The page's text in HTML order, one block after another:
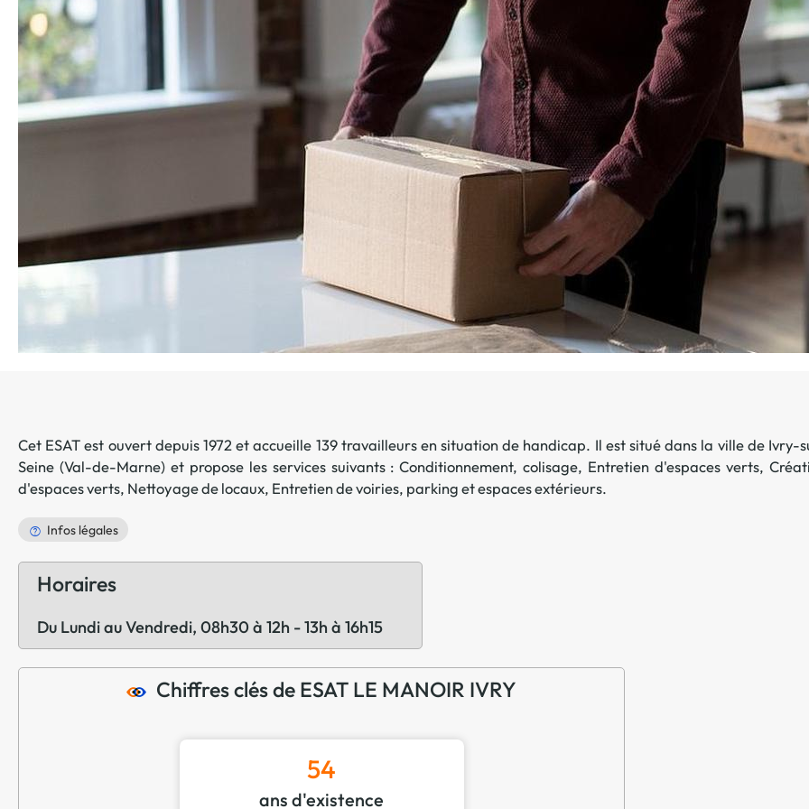
La promotion de vos
Cultiver son réseau
Le Club Partenaires
Je communique
Votre visibilité on-line clé en
Vos kits de communication
Je vends
Votre boîte à outils « accélérez
J'améliore mes pratiques
Vos formations 100%
Votre centre de ressources et
Je restructure ou je
Vos services enrichis
Cet ESAT est ouvert depuis 1972 et accueille 139 travailleurs en situation de handicap. Il est situé dans la ville de Ivry-
Seine (Val-de-Marne) et propose les services suivants :Conditionnement, colisage, Entretien d'espaces verts,
d'espaces verts, Nettoyage de locaux, Entretien de voiries, parking et espaces extérieurs.
Infos légales
Horaires
Du Lundi au Vendredi, 08h30 à 12h - 13h à 16h15
Chiffres clés de ESAT LE MANOIR IVRY
54
ans d'existence